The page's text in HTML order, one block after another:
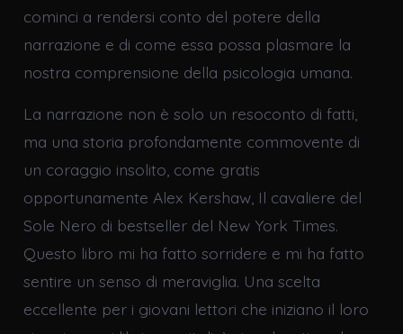
cominci a rendersi conto del potere della
narrazione e di come essa possa plasmare la
nostra comprensione della psicologia umana.
La narrazione non è solo un resoconto di fatti,
ma una storia profondamente commovente di
un coraggio insolito, come gratis
opportunamente Alex Kershaw, Il cavaliere del
Sole Nero di bestseller del New York Times.
Questo libro mi ha fatto sorridere e mi ha fatto
sentire un senso di meraviglia. Una scelta
eccellente per i giovani lettori che iniziano il loro